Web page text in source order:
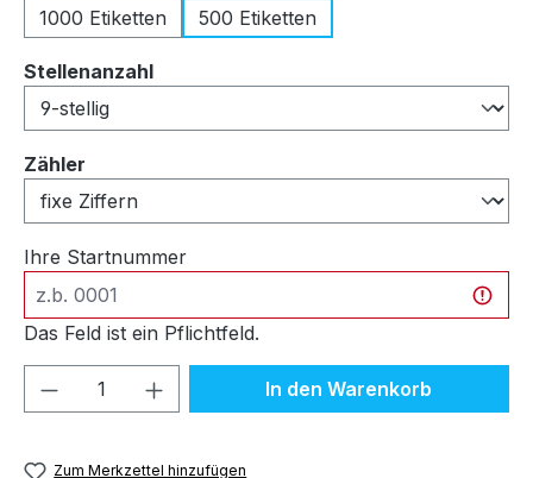
1000 Etiketten
500 Etiketten
Stellenanzahlauswählen
Zähler
Ihre Startnummer
Das Feld ist ein Pflichtfeld.
Produkt Anzahl: Gib denIn den Warenkorb
Zum Merkzettel hinzufügen